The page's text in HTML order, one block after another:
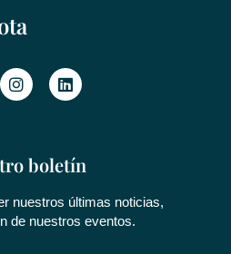
boletín
nuestros últimas noticias,
de nuestros eventos.